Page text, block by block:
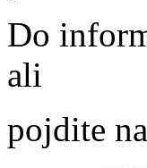
Do
ali
pojdite na